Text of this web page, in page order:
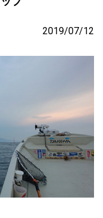
2019/07/12